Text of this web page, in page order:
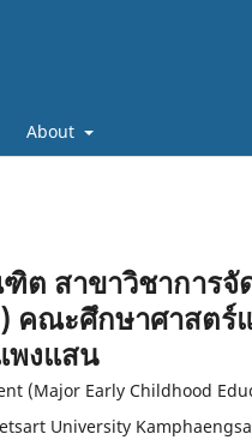
About
สาขาวิชาการจั
) คณะศึกษาศาสต
พงแสน
(Major Early Childhood
University